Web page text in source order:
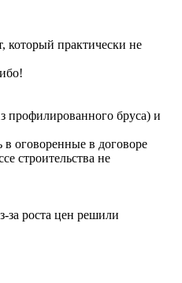
практически не
профилированного бруса) и
в оговоренные в договоре
строительства не
за роста цен решили